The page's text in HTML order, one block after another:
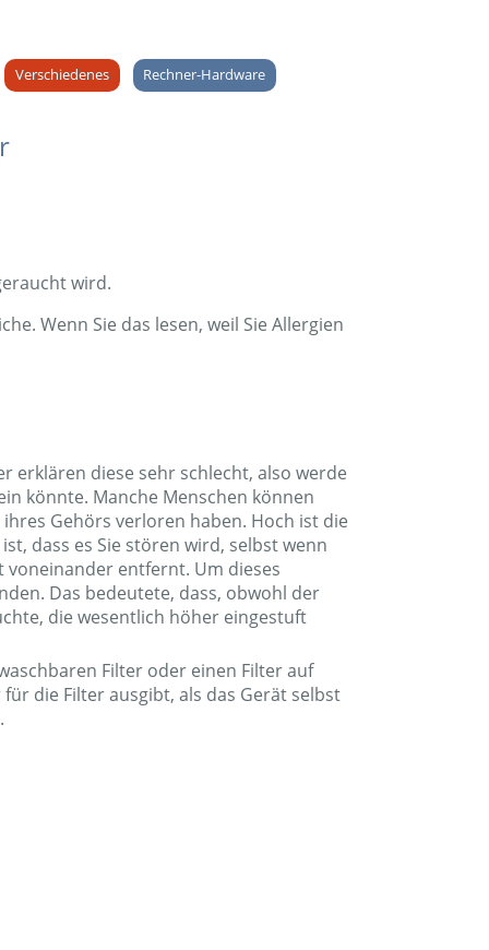
Verschiedenes Rechner-Hardware
wird.
Wenn Sie das lesen, weil Sie Allergien
erklären diese sehr schlecht, also werde
könnte. Manche Menschen können
Gehörs verloren haben. Hoch ist die
dass es Sie stören wird, selbst wenn
voneinander entfernt. Um dieses
Das bedeutete, dass, obwohl der
die wesentlich höher eingestuft
Filter oder einen Filter auf
die Filter ausgibt, als das Gerät selbst